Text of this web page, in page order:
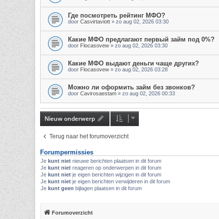
Где посмотреть рейтинг МФО?
door Casvirtaviott » zo aug 02, 2026 03:30
Какие МФО предлагают первый займ под 0%?
door Flocasovew » zo aug 02, 2026 03:30
Какие МФО выдают деньги чаще других?
door Flocasovew » zo aug 02, 2026 03:28
Можно ли оформить займ без звонков?
door Cavirosaestam » zo aug 02, 2026 00:33
Nieuw onderwerp
Terug naar het forumoverzicht
Forumpermissies
Je kunt niet nieuwe berichten plaatsen in dit forum
Je kunt niet reageren op onderwerpen in dit forum
Je kunt niet je eigen berichten wijzigen in dit forum
Je kunt niet je eigen berichten verwijderen in dit forum
Je kunt geen bijlagen plaatsen in dit forum
Forumoverzicht